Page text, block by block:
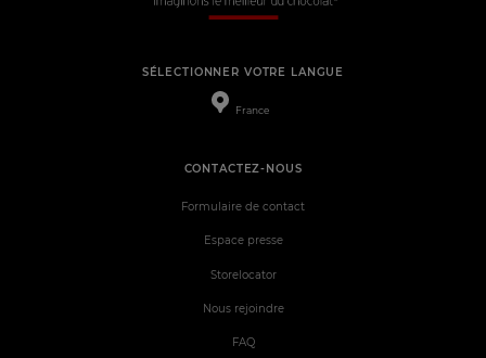
SÉLECTIONNER VOTRE LANGUE
France
CONTACTEZ-NOUS
Formulaire de contact
Espace presse
Storelocator
Nous rejoindre
FAQ